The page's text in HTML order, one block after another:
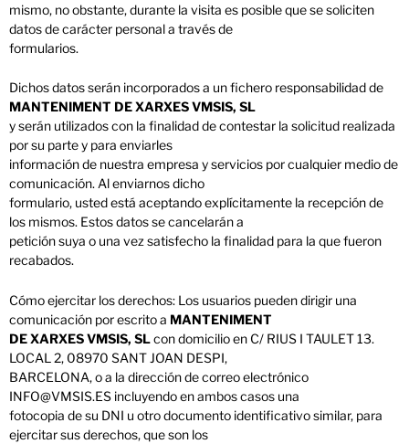
mismo, no obstante, durante la visita es posible que se soliciten
datos de carácter personal a través de
formularios.
Dichos datos serán incorporados a un fichero responsabilidad de
MANTENIMENT DE XARXES VMSIS, SL
y serán utilizados con la finalidad de contestar la solicitud realizada
por su parte y para enviarles
información de nuestra empresa y servicios por cualquier medio de
comunicación. Al enviarnos dicho
formulario, usted está aceptando explícitamente la recepción de
los mismos. Estos datos se cancelarán a
petición suya o una vez satisfecho la finalidad para la que fueron
recabados.
Cómo ejercitar los derechos: Los usuarios pueden dirigir una
comunicación por escrito a MANTENIMENT
DE XARXES VMSIS, SLcon domicilio en C/ RIUS I TAULET 13.
LOCAL 2, 08970 SANT JOAN DESPI,
BARCELONA, o a la dirección de correo electrónico
INFO@VMSIS.ES incluyendo en ambos casos una
fotocopia de su DNI u otro documento identificativo similar, para
ejercitar sus derechos, que son los